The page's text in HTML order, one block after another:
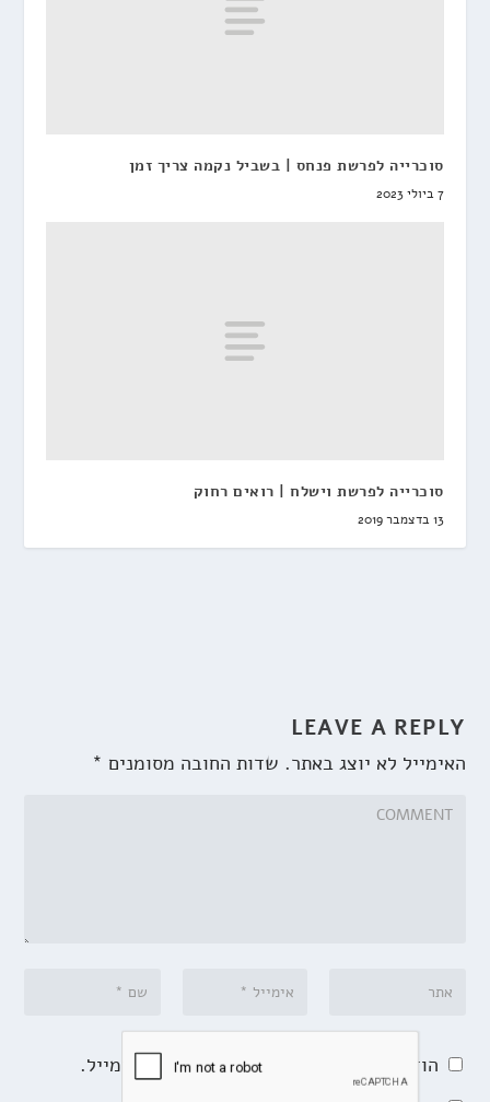
סוכרייה לפרשת פנחס | בשביל נקמה צריך זמן
7 ביולי 2023
סוכרייה לפרשת וישלח | רואים רחוק
13 בדצמבר 2019
LEAVE A REPLY
האימייל לא יוצג באתר. שדות החובה מסומנים *
הודע לי על תגובות נוספות באמצעות האימייל.